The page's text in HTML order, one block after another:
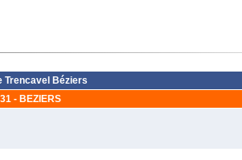
Trencavel Béziers
- BEZIERS